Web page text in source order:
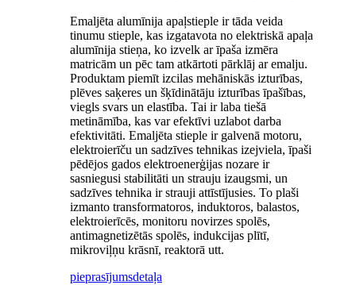
Emaljēta alumīnija apaļstieple ir tāda veida
tinumu stieple, kas izgatavota no elektriskā apaļa
alumīnija stieņa, ko izvelk ar īpaša izmēra
matricām un pēc tam atkārtoti pārklāj ar emalju.
Produktam piemīt izcilas mehāniskās izturības,
plēves saķeres un šķīdinātāju izturības īpašības,
viegls svars un elastība. Tai ir laba tiešā
metināmība, kas var efektīvi uzlabot darba
efektivitāti. Emaljēta stieple ir galvenā motoru,
elektroierīču un sadzīves tehnikas izejviela, īpaši
pēdējos gados elektroenerģijas nozare ir
sasniegusi stabilitāti un strauju izaugsmi, un
sadzīves tehnika ir strauji attīstījusies. To plaši
izmanto transformatoros, induktoros, balastos,
elektroierīcēs, monitoru novirzes spolēs,
antimagnetizētās spolēs, indukcijas plītī,
mikroviļņu krāsnī, reaktorā utt.
pieprasījumsdetaļa